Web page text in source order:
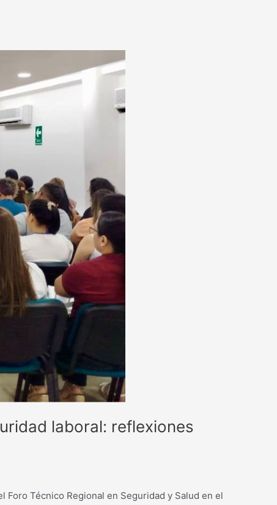
laboral: reflexiones
Foro Técnico Regional en Seguridad y Salud en el